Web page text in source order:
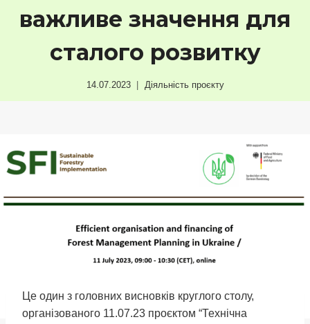
важливе значення для
сталого розвитку
14.07.2023 Діяльність проєкту
Це один з головних висновків круглого столу,
організованого 11.07.23 проєктом “Технічна